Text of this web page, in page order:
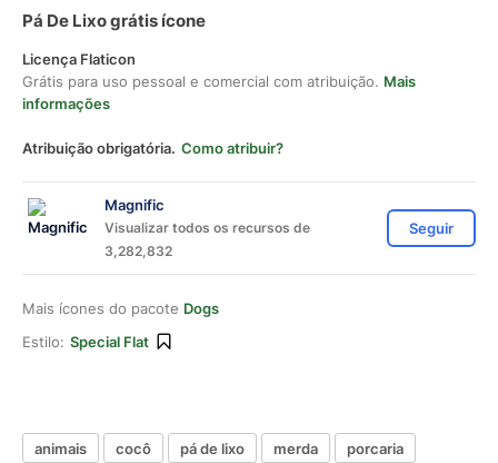
Pá De Lixo grátis ícone
Licença Flaticon
Grátis para uso pessoal e comercial com atribuição. Mais
informações
Atribuição obrigatória. Como atribuir?
Magnific
Visualizar todos os recursos de
3,282,832
Seguir
Mais ícones do pacote Dogs
Estilo: Special Flat
animais cocô pá de lixo merda porcaria